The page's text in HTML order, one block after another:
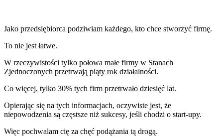
Jako przedsiębiorca podziwiam każdego, kto chce stworzyć firmę.
To nie jest łatwe.
W rzeczywistości tylko połowa małe firmy w Stanach
Zjednoczonych przetrwają piąty rok działalności.
Co więcej, tylko 30% tych firm przetrwało dziesięć lat.
Opierając się na tych informacjach, oczywiste jest, że
niepowodzenia są częstsze niż sukcesy, jeśli chodzi o start-upy.
Więc pochwalam cię za chęć podążania tą drogą.